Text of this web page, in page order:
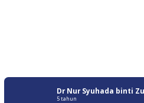
Dr Nur Syuhada binti
5 tahun